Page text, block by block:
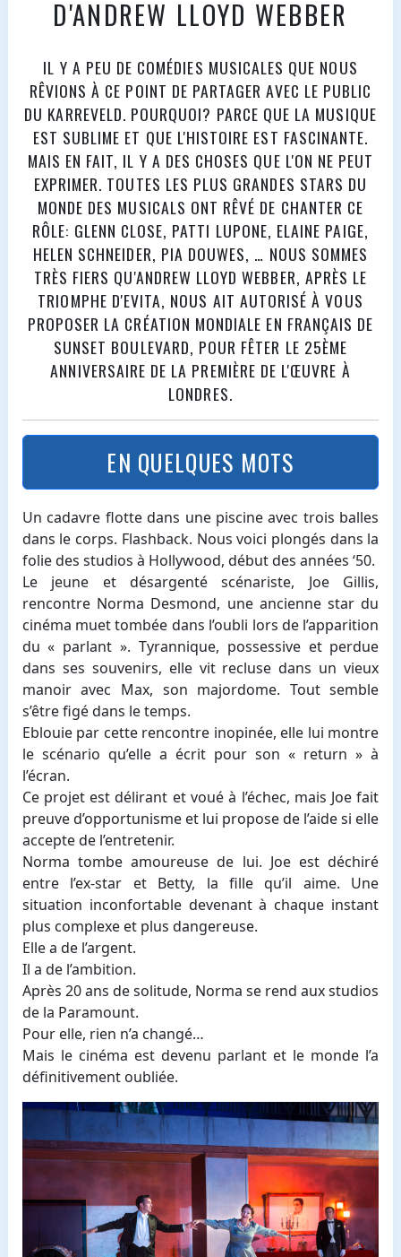
D'ANDREW LLOYD WEBBER
IL Y A PEU DE COMÉDIES MUSICALES QUE NOUS
RÊVIONS À CE POINT DE PARTAGER AVEC LE PUBLIC
DU KARREVELD. POURQUOI? PARCE QUE LA MUSIQUE
EST SUBLIME ET QUE L'HISTOIRE EST FASCINANTE.
MAIS EN FAIT, IL Y A DES CHOSES QUE L'ON NE PEUT
EXPRIMER. TOUTES LES PLUS GRANDES STARS DU
MONDE DES MUSICALS ONT RÊVÉ DE CHANTER CE
RÔLE: GLENN CLOSE, PATTI LUPONE, ELAINE PAIGE,
HELEN SCHNEIDER, PIA DOUWES, … NOUS SOMMES
TRÈS FIERS QU'ANDREW LLOYD WEBBER, APRÈS LE
TRIOMPHE D'EVITA, NOUS AIT AUTORISÉ À VOUS
PROPOSER LA CRÉATION MONDIALE EN FRANÇAIS DE
SUNSET BOULEVARD, POUR FÊTER LE 25ÈME
ANNIVERSAIRE DE LA PREMIÈRE DE L'ŒUVRE À
LONDRES.
EN QUELQUES MOTS
Un cadavre flotte dans une piscine avec trois balles
dans le corps. Flashback. Nous voici plongés dans la
folie des studios à Hollywood, début des années ‘50.
Le jeune et désargenté scénariste, Joe Gillis,
rencontre Norma Desmond, une ancienne star du
cinéma muet tombée dans l’oubli lors de l’apparition
du « parlant ». Tyrannique, possessive et perdue
dans ses souvenirs, elle vit recluse dans un vieux
manoir avec Max, son majordome. Tout semble
s’être figé dans le temps.
Eblouie par cette rencontre inopinée, elle lui montre
le scénario qu’elle a écrit pour son « return » à
l’écran.
Ce projet est délirant et voué à l’échec, mais Joe fait
preuve d’opportunisme et lui propose de l’aide si elle
accepte de l’entretenir.
Norma tombe amoureuse de lui. Joe est déchiré
entre l’ex-star et Betty, la fille qu’il aime. Une
situation inconfortable devenant à chaque instant
plus complexe et plus dangereuse.
Elle a de l’argent.
Il a de l’ambition.
Après 20 ans de solitude, Norma se rend aux studios
de la Paramount.
Pour elle, rien n’a changé…
Mais le cinéma est devenu parlant et le monde l’a
définitivement oubliée.